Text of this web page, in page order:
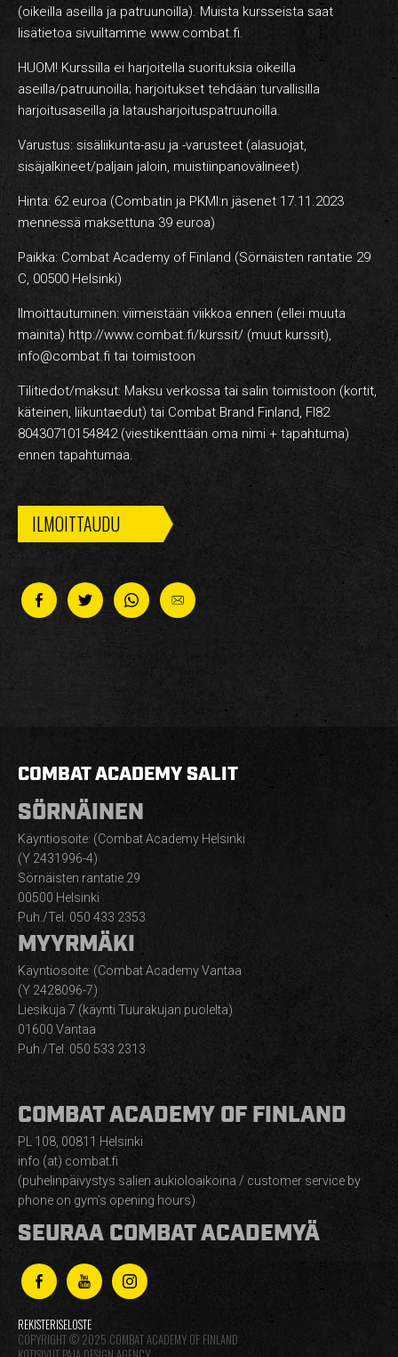
(oikeilla aseilla ja patruunoilla). Muista kursseista saat
lisätietoa sivuiltamme www.combat.fi.
HUOM! Kurssilla ei harjoitella suorituksia oikeilla
aseilla/patruunoilla; harjoitukset tehdään turvallisilla
harjoitusaseilla ja latausharjoituspatruunoilla.
Varustus: sisäliikunta-asu ja -varusteet (alasuojat,
sisäjalkineet/paljain jaloin, muistiinpanovälineet)
Hinta: 62 euroa (Combatin ja PKMI:n jäsenet 17.11.2023
mennessä maksettuna 39 euroa)
Paikka: Combat Academy of Finland (Sörnäisten rantatie 29
C, 00500 Helsinki)
Ilmoittautuminen: viimeistään viikkoa ennen (ellei muuta
mainita) http://www.combat.fi/kurssit/ (muut kurssit),
info@combat.fi tai toimistoon
Tilitiedot/maksut: Maksu verkossa tai salin toimistoon (kortit,
käteinen, liikuntaedut) tai Combat Brand Finland, FI82
80430710154842 (viestikenttään oma nimi + tapahtuma)
ennen tapahtumaa.
ILMOITTAUDU
COMBAT ACADEMY SALIT
SÖRNÄINEN
Käyntiosoite: (Combat Academy Helsinki
(Y 2431996-4)
Sörnäisten rantatie 29
00500 Helsinki
Puh./Tel. 050 433 2353
MYYRMÄKI
Käyntiosoite: (Combat Academy Vantaa
(Y 2428096-7)
Liesikuja 7 (käynti Tuurakujan puolelta)
01600 Vantaa
Puh./Tel. 050 533 2313
COMBAT ACADEMY OF FINLAND
PL 108, 00811 Helsinki
info (at) combat.fi
(puhelinpäivystys salien aukioloaikoina / customer service by
phone on gym’s opening hours)
SEURAA COMBAT ACADEMYÄ
REKISTERISELOSTE
COPYRIGHT © 2025 COMBAT ACADEMY OF FINLAND